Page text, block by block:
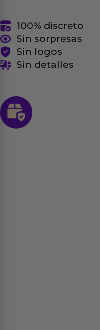
100% discreto
Sin sorpresas
Sin logos
Sin detalles